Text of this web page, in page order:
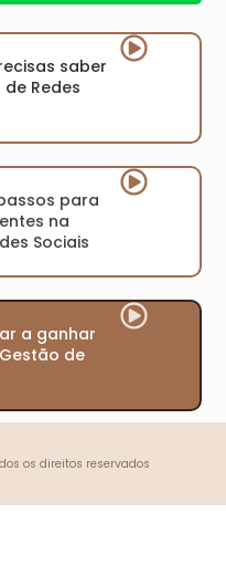
saber
Redes
para
na
Sociais
a ganhar
de
os direitos reservados